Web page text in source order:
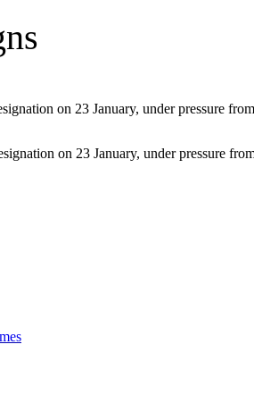
on 23 January, under pressure
on 23 January, under pressure